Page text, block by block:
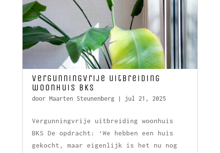
Vergunningvrije uitbreiding
woonhuis BKS
door Maarten Steunenberg| jul 21, 2025
Vergunningvrije uitbreiding woonhuis
BKS De opdracht: ‘We hebben een huis
gekocht, maar eigenlijk is het nu nog